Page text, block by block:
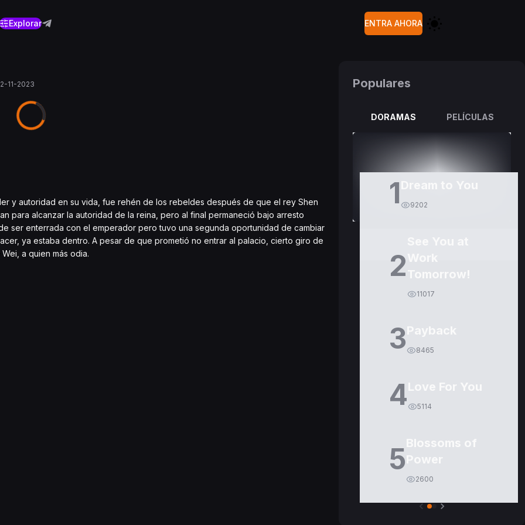
Explorar ENTRA AHORA
11-2023
y autoridad en su vida, fue rehén de los rebeldes después de que el rey Shen
para alcanzar la autoridad de la reina, pero al final permaneció bajo arresto
ser enterrada con el emperador pero tuvo una segunda oportunidad de cambiar
ya estaba dentro. A pesar de que prometió no entrar al palacio, cierto giro de
a quien más odia.
Populares
DORAMAS PELÍCULAS
1 9202
2Work
Tomorrow!
11017
3Payback
8465
4Love For You
5114
5Blossoms of
Power
2600